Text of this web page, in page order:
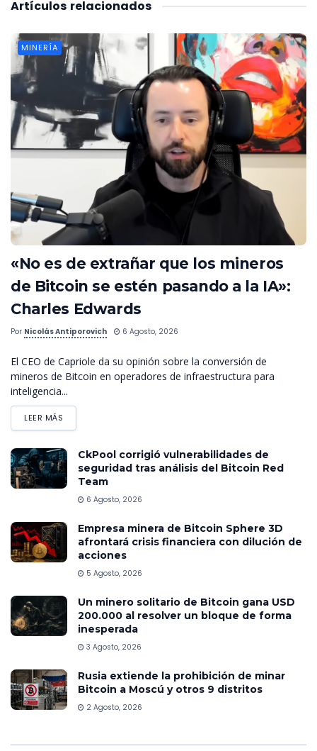
relacionados
Artículos
MINERÍA
«No es de extrañar que los mineros
de Bitcoin se estén pasando a la IA»:
Charles Edwards
Por Nicolás Antiporovich 6 Agosto, 2026
El CEO de Capriole da su opinión sobre la conversión de
mineros de Bitcoin en operadores de infraestructura para
inteligencia...
LEER MÁS
CkPool corrigió vulnerabilidades de
seguridad tras análisis del Bitcoin Red
Team
6 Agosto, 2026
Empresa minera de Bitcoin Sphere 3D
afrontará crisis financiera con dilución de
acciones
5 Agosto, 2026
Un minero solitario de Bitcoin gana USD
200.000 al resolver un bloque de forma
inesperada
3 Agosto, 2026
Rusia extiende la prohibición de minar
Bitcoin a Moscú y otros 9 distritos
2 Agosto, 2026